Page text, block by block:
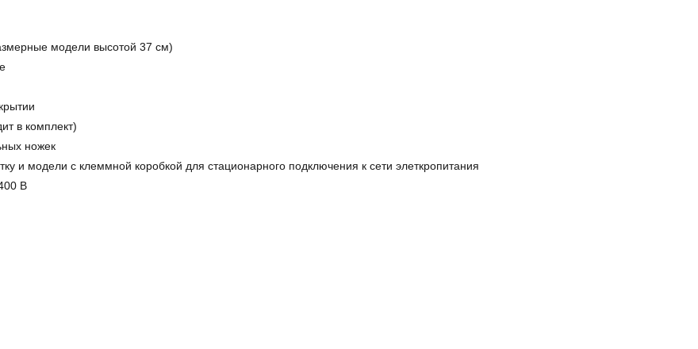
модели высотой 37 см)
в комплект)
ножек
и модели с клеммной коробкой для стационарного подключения к сети элеткропитания
В